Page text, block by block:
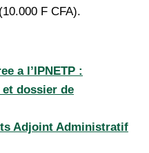
F CFA).
a l’IPNETP :
dossier de
Adjoint Administratif